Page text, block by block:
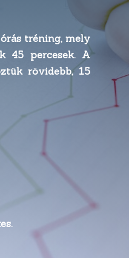
tréning, mely
45 percesek. A
rövidebb, 15